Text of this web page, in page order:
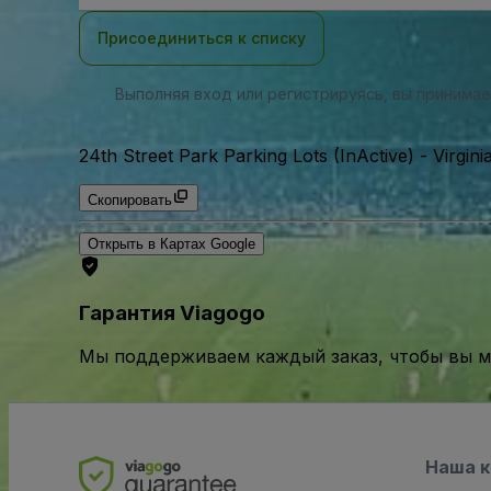
Присоединиться к списку
Выполняя вход или регистрируясь, вы
24th Street Park Parking Lots (InActive) -
Скопировать
Открыть в Картах Google
Гарантия Viagogo
Мы поддерживаем каждый заказ, чтобы вы
Наша